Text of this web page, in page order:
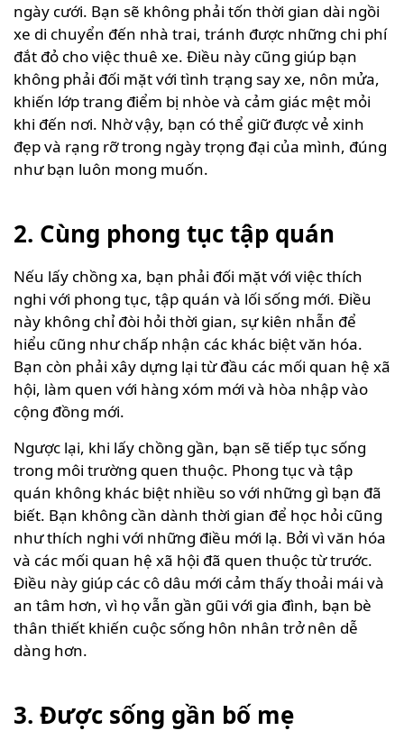
ngày cưới. Bạn sẽ không phải tốn thời gian dài ngồi
xe di chuyển đến nhà trai, tránh được những chi phí
đắt đỏ cho việc thuê xe. Điều này cũng giúp bạn
không phải đối mặt với tình trạng say xe, nôn mửa,
khiến lớp trang điểm bị nhòe và cảm giác mệt mỏi
khi đến nơi. Nhờ vậy, bạn có thể giữ được vẻ xinh
đẹp và rạng rỡ trong ngày trọng đại của mình, đúng
như bạn luôn mong muốn.
2. Cùng phong tục tập quán
Nếu lấy chồng xa, bạn phải đối mặt với việc thích
nghi với phong tục, tập quán và lối sống mới. Điều
này không chỉ đòi hỏi thời gian, sự kiên nhẫn để
hiểu cũng như chấp nhận các khác biệt văn hóa.
Bạn còn phải xây dựng lại từ đầu các mối quan hệ xã
hội, làm quen với hàng xóm mới và hòa nhập vào
cộng đồng mới.
Ngược lại, khi lấy chồng gần, bạn sẽ tiếp tục sống
trong môi trường quen thuộc. Phong tục và tập
quán không khác biệt nhiều so với những gì bạn đã
biết. Bạn không cần dành thời gian để học hỏi cũng
như thích nghi với những điều mới lạ. Bởi vì văn hóa
và các mối quan hệ xã hội đã quen thuộc từ trước.
Điều này giúp các cô dâu mới cảm thấy thoải mái và
an tâm hơn, vì họ vẫn gần gũi với gia đình, bạn bè
thân thiết khiến cuộc sống hôn nhân trở nên dễ
dàng hơn.
3. Được sống gần bố mẹ